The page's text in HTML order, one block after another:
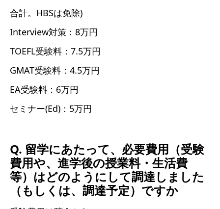
合計。HBSは免除)
Interview対策：8万円
TOEFL受験料：7.5万円
GMAT受験料：4.5万円
EA受験料：6万円
セミナー(Ed)：5万円
Q. 留学にあたって、必要費用（受験
費用や、進学後の授業料・生活費
等）はどのようにして調達しました
（もしくは、調達予定）ですか